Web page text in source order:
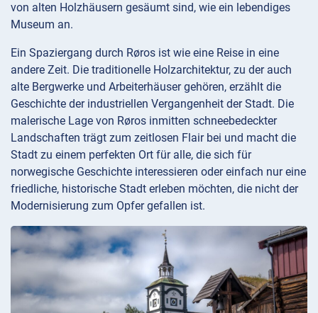
von alten Holzhäusern gesäumt sind, wie ein lebendiges
Museum an.
Ein Spaziergang durch Røros ist wie eine Reise in eine
andere Zeit. Die traditionelle Holzarchitektur, zu der auch
alte Bergwerke und Arbeiterhäuser gehören, erzählt die
Geschichte der industriellen Vergangenheit der Stadt. Die
malerische Lage von Røros inmitten schneebedeckter
Landschaften trägt zum zeitlosen Flair bei und macht die
Stadt zu einem perfekten Ort für alle, die sich für
norwegische Geschichte interessieren oder einfach nur eine
friedliche, historische Stadt erleben möchten, die nicht der
Modernisierung zum Opfer gefallen ist.